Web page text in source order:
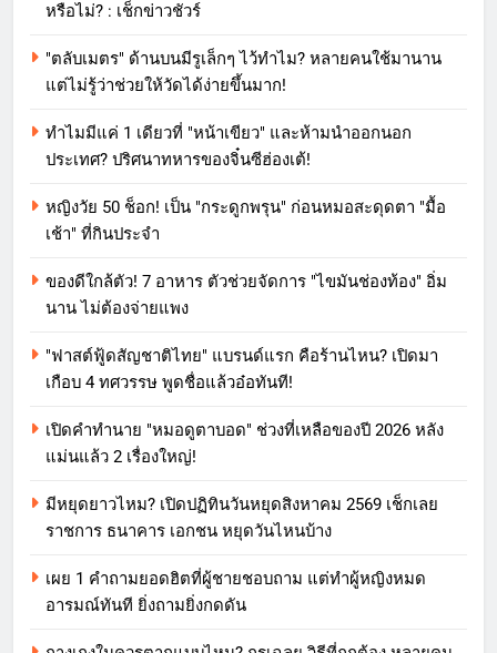
หรือไม่? : เช็กข่าวชัวร์
"ตลับเมตร" ด้านบนมีรูเล็กๆ ไว้ทำไม? หลายคนใช้มานาน
แต่ไม่รู้ว่าช่วยให้วัดได้ง่ายขึ้นมาก!
ทำไมมีแค่ 1 เดียวที่ "หน้าเขียว" และห้ามนำออกนอก
ประเทศ? ปริศนาทหารของจิ๋นซีฮ่องเต้!
หญิงวัย 50 ช็อก! เป็น "กระดูกพรุน" ก่อนหมอสะดุดตา "มื้อ
เช้า" ที่กินประจำ
ของดีใกล้ตัว! 7 อาหาร ตัวช่วยจัดการ "ไขมันช่องท้อง" อิ่ม
นาน ไม่ต้องจ่ายแพง
"ฟาสต์ฟู้ดสัญชาติไทย" แบรนด์แรก คือร้านไหน? เปิดมา
เกือบ 4 ทศวรรษ พูดชื่อแล้วอ๋อทันที!
เปิดคำทำนาย "หมอดูตาบอด" ช่วงที่เหลือของปี 2026 หลัง
แม่นแล้ว 2 เรื่องใหญ่!
มีหยุดยาวไหม? เปิดปฏิทินวันหยุดสิงหาคม 2569 เช็กเลย
ราชการ ธนาคาร เอกชน หยุดวันไหนบ้าง
เผย 1 คำถามยอดฮิตที่ผู้ชายชอบถาม แต่ทำผู้หญิงหมด
อารมณ์ทันที ยิ่งถามยิ่งกดดัน